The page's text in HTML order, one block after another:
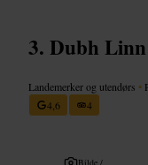
Dubh
Landemerker og utendørs •
4,6
4
Bilde /